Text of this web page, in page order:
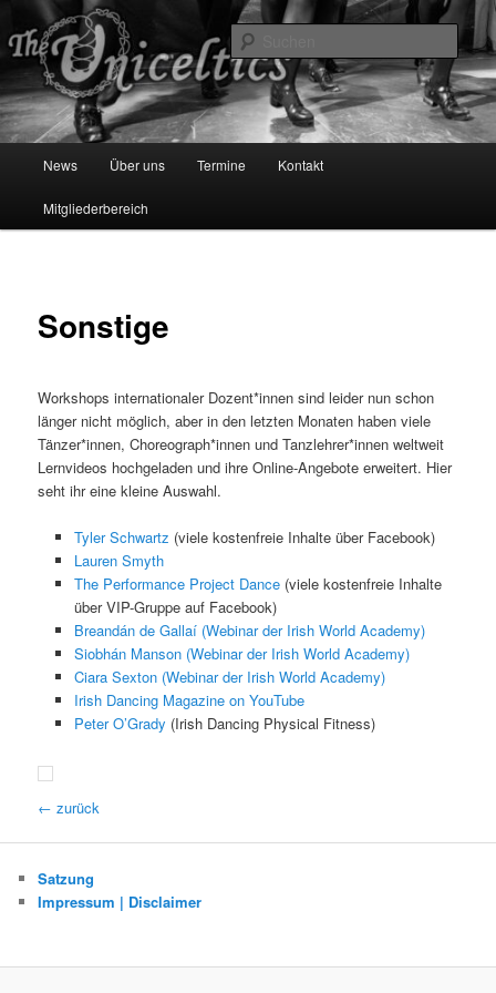
primären
Inhalt
springenThe Uniceltics
News Über uns Termine Kontakt
Mitgliederbereich
Sonstige
Workshops internationaler Dozent*innen sind leider nun schon
länger nicht möglich, aber in den letzten Monaten haben viele
Tänzer*innen, Choreograph*innen und Tanzlehrer*innen weltweit
Lernvideos hochgeladen und ihre Online-Angebote erweitert. Hier
seht ihr eine kleine Auswahl.
Tyler Schwartz (viele kostenfreie Inhalte über Facebook)
Lauren Smyth
The Performance Project Dance(viele kostenfreie Inhalte
über VIP-Gruppe auf Facebook)
Breandán de Gallaí (Webinar der Irish World Academy)
Siobhán Manson (Webinar der Irish World Academy)
Ciara Sexton (Webinar der Irish World Academy)
Irish Dancing Magazine on YouTube
Peter O’Grady (Irish Dancing Physical Fitness)
← zurück
Satzung
Impressum | Disclaimer